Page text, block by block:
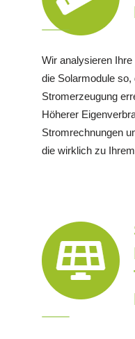
Wir analysieren
die Solarmodule
Stromerzeugung
Höherer
Stromrechnungen
die wirklich zu